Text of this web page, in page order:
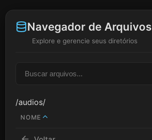
Navegador de Arquivos
Explore e gerencie seus diretórios
/audios/
NOME